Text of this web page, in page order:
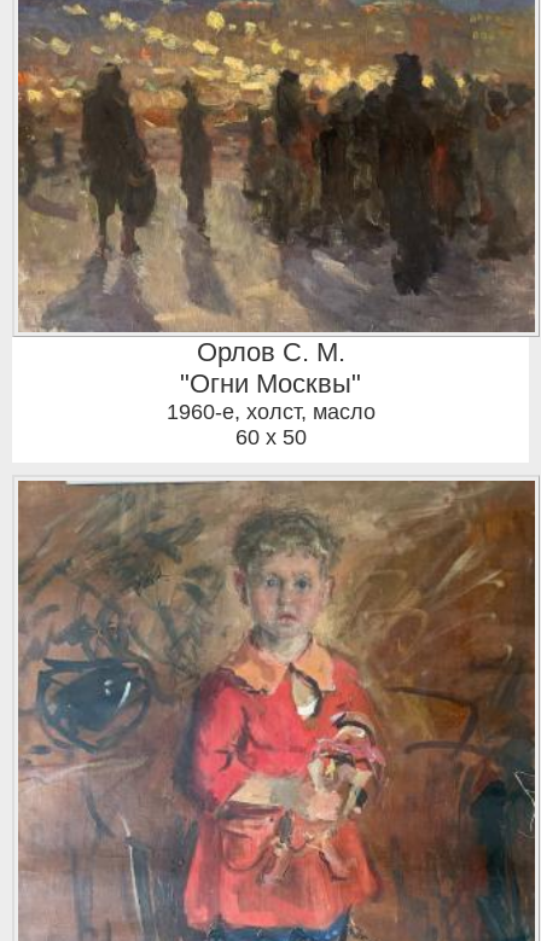
Орлов С. М.
"Огни Москвы"
1960-е, холст, масло
60 x 50